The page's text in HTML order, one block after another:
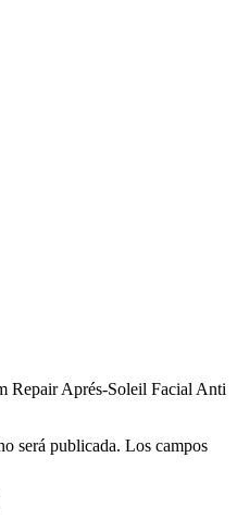
Repair Aprés-Soleil Facial Anti
será publicada. Los campos